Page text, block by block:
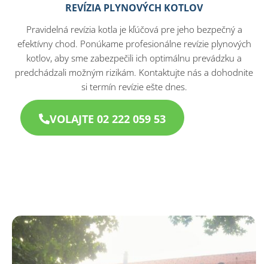
REVÍZIA PLYNOVÝCH KOTLOV
Pravidelná revízia kotla je kľúčová pre jeho bezpečný a
efektívny chod. Ponúkame profesionálne revízie plynových
kotlov, aby sme zabezpečili ich optimálnu prevádzku a
predchádzali možným rizikám. Kontaktujte nás a dohodnite
si termín revízie ešte dnes.
VOLAJTE 02 222 059 53